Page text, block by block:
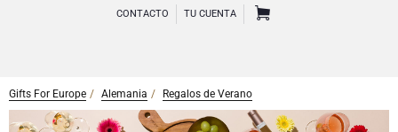
CONTACTO TU CUENTA
CHAMPÁN
Gifts For Europe Alemania Regalos de Verano